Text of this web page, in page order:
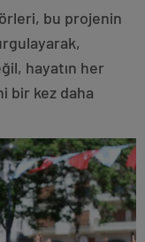
bu projenin
hayatın her
bir kez daha